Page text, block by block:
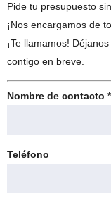
Pide tu presupuesto
¡Nos encargamos de
¡Te llamamos!
contigo en breve.
Nombre de contacto *
Teléfono